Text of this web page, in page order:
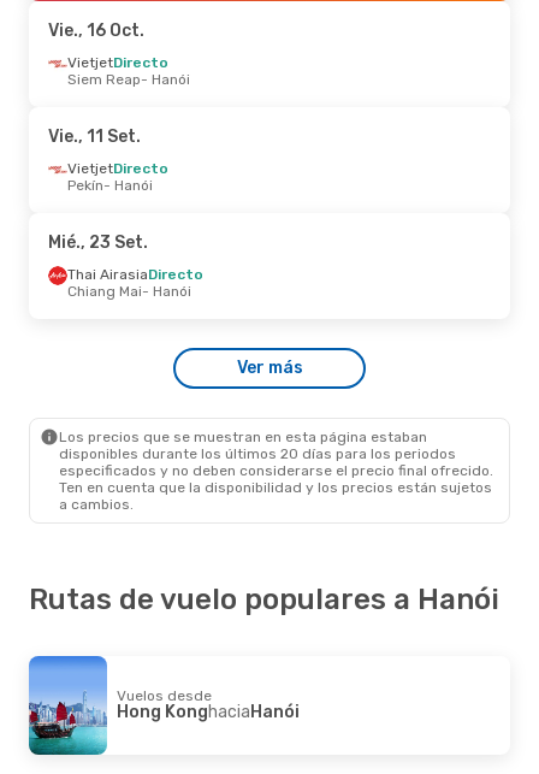
Hanói- Cantón
Jue., 27 Ago.- Dom., 30 Ago.
Jeju Air1 Escala
Hanói - Hiroshima
Xiamen Airlines
Pekín- Hanói
Xiamen AirlinesDirecto
Hanói- Pekín
- Lun., 28 Set.
1 Escala
Vie., 16 Oct.
VietjetDirecto
Siem Reap- Hanói
Vie., 11 Set.
VietjetDirecto
Pekín- Hanói
Mié., 23 Set.
Thai AirasiaDirecto
Chiang Mai- Hanói
Ver más
Los precios que se muestran en esta página estaban
disponibles durante los últimos 20 días para los periodos
especificados y no deben considerarse el precio final ofrecido.
Ten en cuenta que la disponibilidad y los precios están sujetos
a cambios.
Rutas de vuelo populares a Hanói
Vuelos desde
Hong KonghaciaHanói